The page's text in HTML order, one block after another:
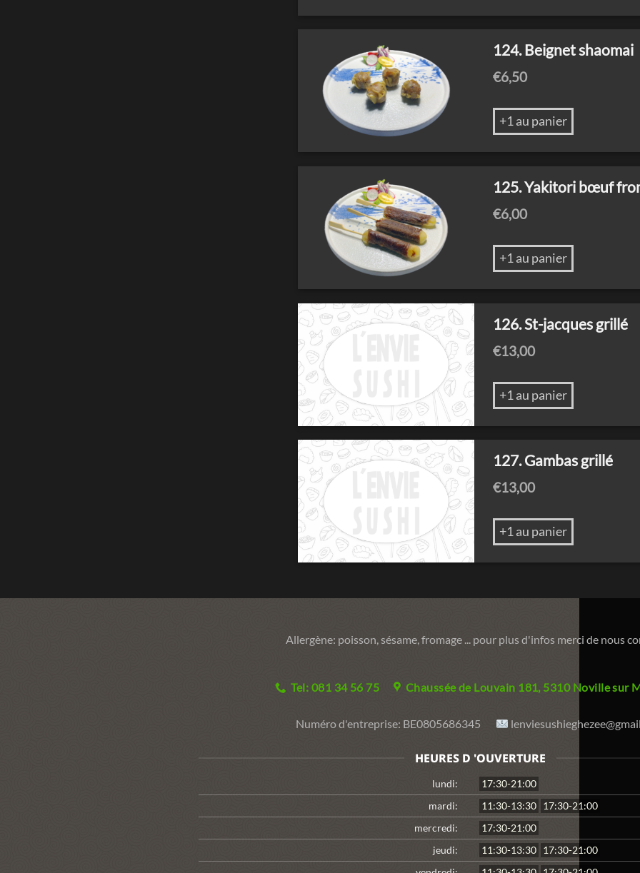
124. Beignet shaomai
€6,50
+1 au panier
125. Yakitori bœuf
€6,00
+1 au panier
126. St-jacques grillé
€13,00
+1 au panier
127. Gambas grillé
€13,00
+1 au panier
Allergène: poisson, sésame, fromage ... pour plus d'infos merci de nous
Tel: 081 34 56 75 Chaussée de Louvain 181, 5310 Noville sur
Numéro d'entreprise: BE0805686345
HEURES D 'OUVERTURE
lundi:
17:30-21:00
mardi:
11:30-13:30 17:30-21:00
mercredi:
17:30-21:00
jeudi:
11:30-13:30 17:30-21:00